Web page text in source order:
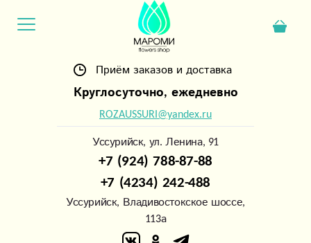
Приём заказов и доставка
Круглосуточно, ежедневно
ROZAUSSURI@yandex.ru
Уссурийск, ул. Ленина, 91
+7 (924) 788-87-88
+7 (4234) 242-488
Уссурийск, Владивостокское шоссе,
113а